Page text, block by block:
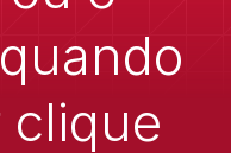
clique